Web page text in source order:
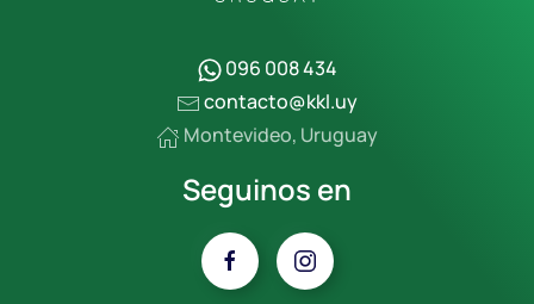
096 008 434
contacto@kkl.uy
Montevideo, Uruguay
Seguinos en